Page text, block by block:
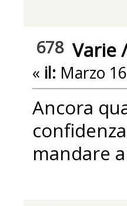
678 Varie
« il: Marzo
Ancora
mandare